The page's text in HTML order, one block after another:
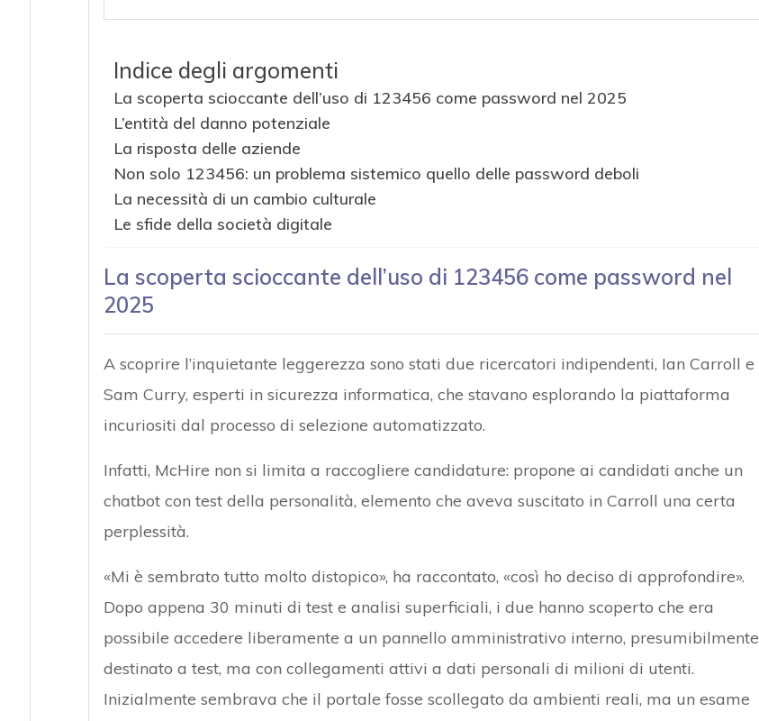
Indice degli argomenti
La scoperta scioccante dell’uso di 123456 come password nel 2025
L’entità del danno potenziale
La risposta delle aziende
Non solo 123456: un problema sistemico quello delle password deboli
La necessità di un cambio culturale
Le sfide della società digitale
La scoperta scioccante dell’uso di 123456 come password nel
2025
A scoprire l’inquietante leggerezza sono stati due ricercatori indipendenti, Ian Carroll e
Sam Curry, esperti in sicurezza informatica, che stavano esplorando la piattaforma
incuriositi dal processo di selezione automatizzato.
Infatti, McHire non si limita a raccogliere candidature: propone ai candidati anche un
chatbot con test della personalità, elemento che aveva suscitato in Carroll una certa
perplessità.
«Mi è sembrato tutto molto distopico», ha raccontato, «così ho deciso di approfondire».
Dopo appena 30 minuti di test e analisi superficiali, i due hanno scoperto che era
possibile accedere liberamente a un pannello amministrativo interno, presumibilmente
destinato a test, ma con collegamenti attivi a dati personali di milioni di utenti.
Inizialmente sembrava che il portale fosse scollegato da ambienti reali, ma un esame